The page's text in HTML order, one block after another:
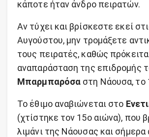
κάποτε ήταν άνδρο πειρατών.
Αν τύχει και βρίσκεστε εκεί
Αυγούστου, μην τρομάξετε
τους πειρατές, καθώς
αναπαράσταση της επιδρομής
Μπαρμπαρόσα στη Νάουσα, το
Το έθιμο αναβιώνεται στο
(χτίστηκε τον 15ο αιώνα), που
λιμάνι της Νάουσας και σήμερα